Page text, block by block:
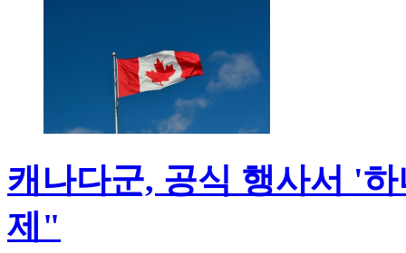
캐나다군, 공식 행사서 '
제"